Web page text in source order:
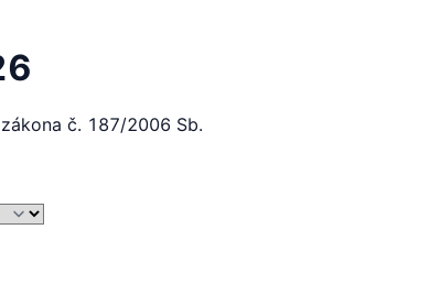
č. 187/2006 Sb.